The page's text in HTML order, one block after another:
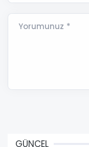
Yorumunuz *
GÜNCEL